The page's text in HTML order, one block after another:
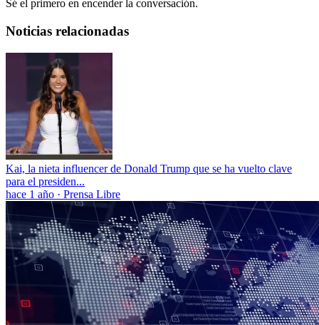
Sé el primero en encender la conversación.
Noticias relacionadas
Kai, la nieta influencer de Donald Trump que se ha vuelto clave
para el presiden...
hace 1 año · Prensa Libre